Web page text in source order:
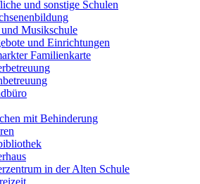
und sonstige Schulen
Musikschule
und Einrichtungen
Familienkarte
mit Behinderung
in der Alten Schule